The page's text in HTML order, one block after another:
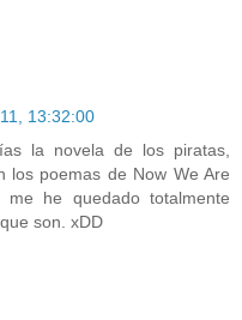
13:32:00
la novela de los piratas,
los poemas de Now We Are
he quedado totalmente
son. xDD